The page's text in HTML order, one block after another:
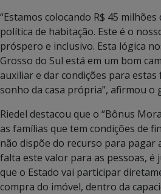
“Estamos colocando R$ 45
política de habitação. Este é o
próspero e inclusivo. Esta lógica
Grosso do Sul está em um bom
auxiliar e dar condições para
sonho da casa própria”, afirmou o
Riedel destacou que o “Bônus
as famílias que tem condições de
não dispõe do recurso para pagar
falta este valor para as pessoas, é
que o Estado vai participar
compra do imóvel, dentro da